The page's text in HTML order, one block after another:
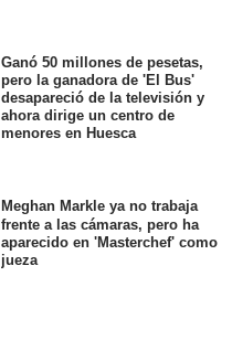
Ganó 50 millones de pesetas,
pero la ganadora de 'El Bus'
desapareció de la televisión y
ahora dirige un centro de
menores en Huesca
Meghan Markle ya no trabaja
frente a las cámaras, pero ha
aparecido en 'Masterchef' como
jueza